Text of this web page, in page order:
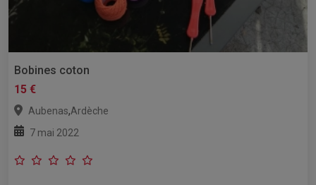
Bobines coton
15 €
Aubenas,Ardèche
7 mai 2022